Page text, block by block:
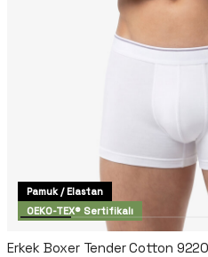
Pamuk / Elastan
OEKO-TEX® Sertifikalı
Erkek Boxer Tender Cotton